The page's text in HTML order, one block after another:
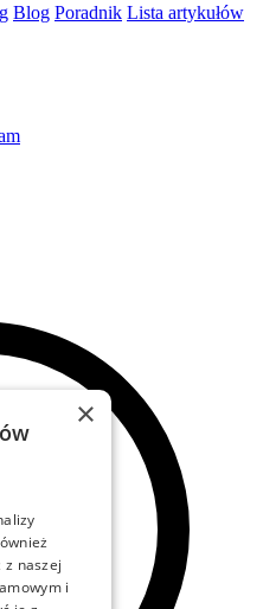
Blog Poradnik Lista artykułów
×
naszej
i